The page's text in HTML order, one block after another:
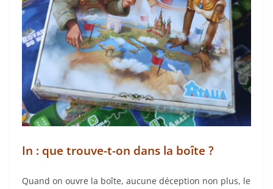
In : que trouve-t-on dans la boîte ?
Quand on ouvre la boîte, aucune déception non plus, le